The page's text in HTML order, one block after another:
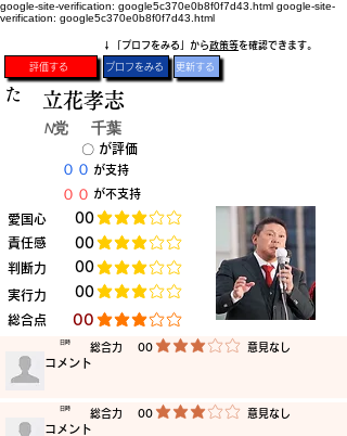
google-site-verification: google5c370e0b8f0f7d43.html google-site-
verification: google5c370e0b8f0f7d43.html
​↓「プロフをみる」から政策等を確認できます。
評価する プロフをみる 更新する
た 立花孝志
N党 千葉
​〇​
​００
​愛国心 ​00
​００
​が評価
​責任感 ​00
​判断力 ​00
​実行力 ​00
​が支持
​が不支持
平均評価 3 /5
平均評価 3 /5
平均評価 3 /5
平均評価 3 /5
​総合点 ​00 平均評価 3 /5
​総合力 00 平均評価 3 /5 ​意見なし
​日時
​コメント
​総合力 00 平均評価 3 /5 ​意見なし
​日時
​コメント